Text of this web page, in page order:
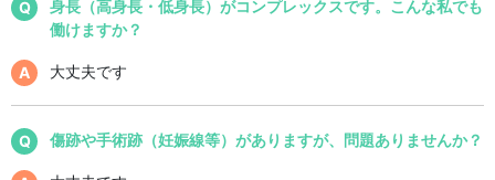
身長（高身長・低身長）がコンプレックスです。こんな私でも
働けますか？
大丈夫です
傷跡や手術跡（妊娠線等）がありますが、問題ありませんか？